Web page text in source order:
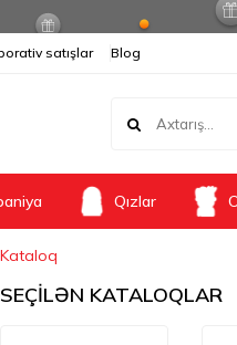
satışlar Blog
Qızlar
Kataloq
SEÇİLƏN KATALOQLAR